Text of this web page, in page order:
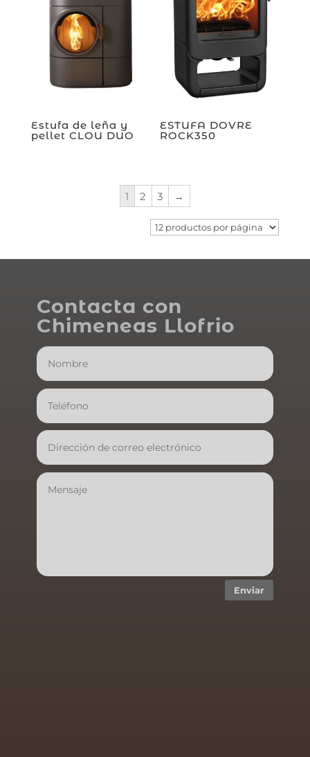
Estufa de leña y
pellet CLOU DUO
ESTUFA DOVRE
ROCK350
1 2 3 →
Contacta con
Chimeneas Llofrio
Enviar